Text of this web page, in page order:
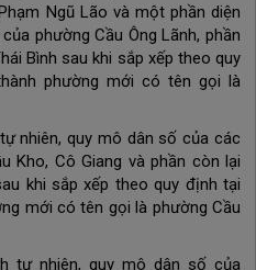
Ngũ Lão và một phần diện
phường Cầu Ông Lãnh, phần
Bình sau khi sắp xếp theo quy
phường mới có tên gọi là
nhiên, quy mô dân số của các
Kho, Cô Giang và phần còn lại
khi sắp xếp theo quy định tại
mới có tên gọi là phường Cầu
tự nhiên, quy mô dân số của